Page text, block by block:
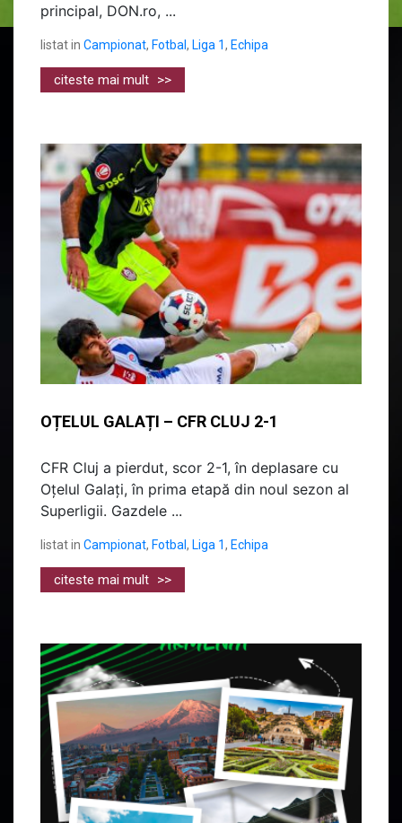
principal, DON.ro, ...
listat in Campionat, Fotbal, Liga 1, Echipa
citeste mai mult >>
OȚELUL GALAȚI – CFR CLUJ 2-1
CFR Cluj a pierdut, scor 2-1, în deplasare cu
Oțelul Galați, în prima etapă din noul sezon al
Superligii. Gazdele ...
listat in Campionat, Fotbal, Liga 1, Echipa
citeste mai mult >>